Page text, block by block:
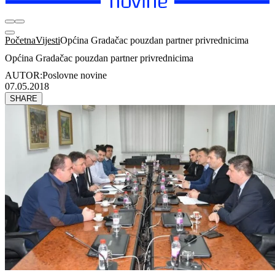
PočetnaVijestiOpćina Gradačac pouzdan partner privrednicima
Općina Gradačac pouzdan partner privrednicima
AUTOR:Poslovne novine
07.05.2018
SHARE